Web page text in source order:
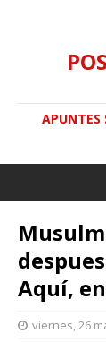
APUNTES
Aquí,
viernes, 26